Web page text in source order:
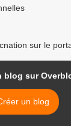
sur le
blog sur
un blog